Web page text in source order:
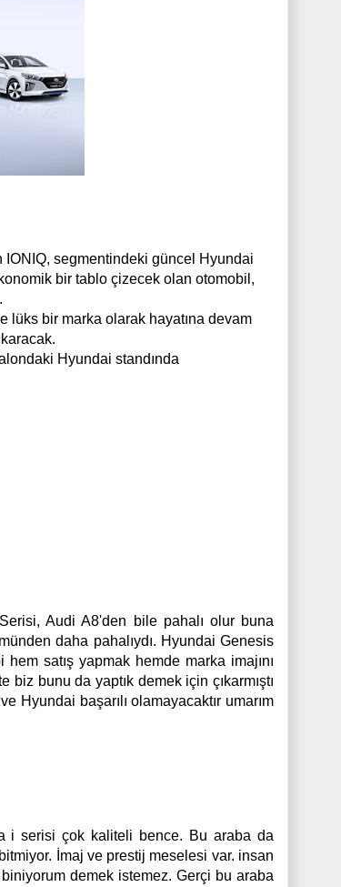
IONIQ, segmentindeki güncel Hyundai
bir tablo çizecek olan otomobil,
lüks bir marka olarak hayatına devam
Hyundai standında
Audi A8'den bile pahalı olur buna
daha pahalıydı. Hyundai Genesis
hem satış yapmak hemde marka imajını
bunu da yaptık demek için çıkarmıştı
Hyundai başarılı olamayacaktır umarım
i serisi çok kaliteli bence. Bu araba da
İmaj ve prestij meselesi var. insan
demek istemez. Gerçi bu araba